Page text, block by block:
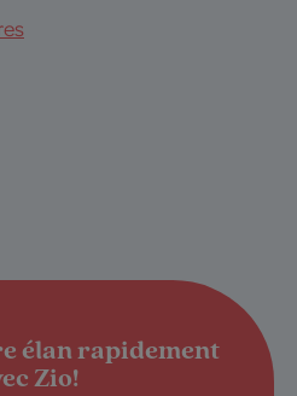
élan rapidement
Zio!